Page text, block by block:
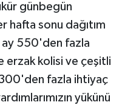
günbegün
hafta sonu dağıtım
550'den fazla
erzak kolisi ve çeşitli
300'den fazla ihtiyaç
yükünü